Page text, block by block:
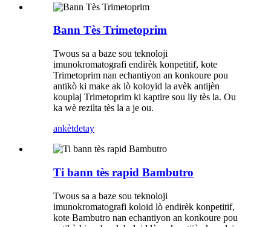
Bann Tès Trimetoprim
Twous sa a baze sou teknoloji
imunokromatografi endirèk konpetitif, kote
Trimetoprim nan echantiyon an konkoure pou
antikò ki make ak lò koloyid la avèk antijèn
kouplaj Trimetoprim ki kaptire sou liy tès la. Ou
ka wè rezilta tès la a je ou.
ankètdetay
Ti bann tès rapid Bambutro
Twous sa a baze sou teknoloji
imunokromatografi koloid lò endirèk konpetitif,
kote Bambutro nan echantiyon an konkoure pou